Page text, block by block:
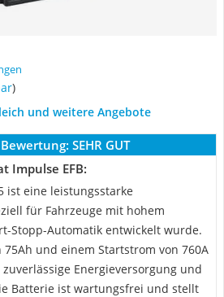
)
und weitere Angebote
SEHR GUT
Impulse EFB:
ist eine leistungsstarke
für Fahrzeuge mit hohem
Stopp-Automatik entwickelt wurde.
und einem Startstrom von 760A
Energieversorgung und
Batterie ist wartungsfrei und stellt